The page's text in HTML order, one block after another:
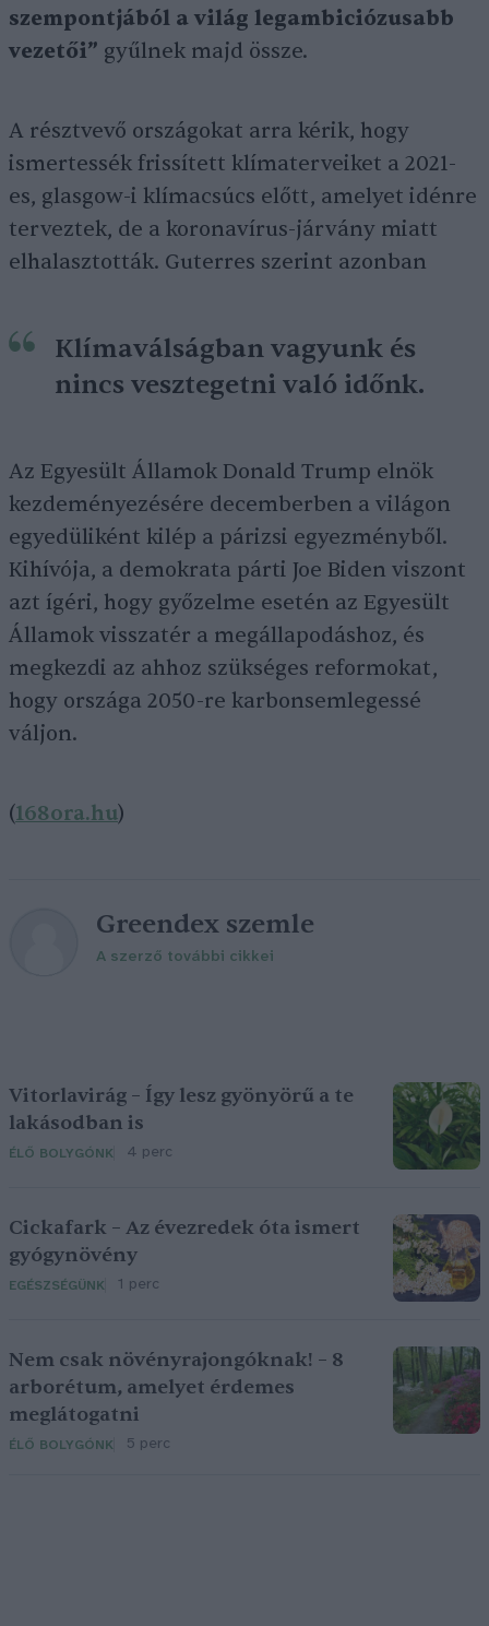
szempontjából a világ legambiciózusabb
vezetői” gyűlnek majd össze.
A résztvevő országokat arra kérik, hogy
ismertessék frissített klímaterveiket a 2021-
es, glasgow-i klímacsúcs előtt, amelyet idénre
terveztek, de a koronavírus-járvány miatt
elhalasztották. Guterres szerint azonban
Klímaválságban vagyunk és
nincs vesztegetni való időnk.
Az Egyesült Államok Donald Trump elnök
kezdeményezésére decemberben a világon
egyedüliként kilép a párizsi egyezményből.
Kihívója, a demokrata párti Joe Biden viszont
azt ígéri, hogy győzelme esetén az Egyesült
Államok visszatér a megállapodáshoz, és
megkezdi az ahhoz szükséges reformokat,
hogy országa 2050-re karbonsemlegessé
váljon.
(168ora.hu)
Greendex szemle
A szerző további cikkei
Vitorlavirág – Így lesz gyönyörű a te
lakásodban is
ÉLŐ BOLYGÓNK 4 perc
Cickafark – Az évezredek óta ismert
gyógynövény
EGÉSZSÉGÜNK 1 perc
Nem csak növényrajongóknak! – 8
arborétum, amelyet érdemes
meglátogatni
ÉLŐ BOLYGÓNK 5 perc